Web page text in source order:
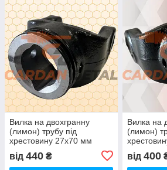
Вилка на двохгранну
(лимон) трубу під
хрестовину 27х70 мм
від 440 ₴
Вилка на
(лимон)
від 400